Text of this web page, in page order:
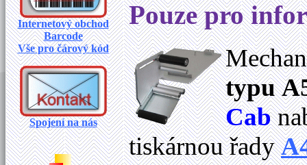
Internetový obchod
Barcode
Vše pro čárový kód
Spojení na nás
Pouze pro
typu
Cab
tiskárnou řady